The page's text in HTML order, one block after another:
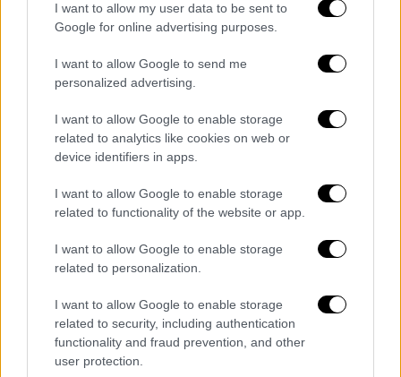
I want to allow my user data to be sent to
Google for online advertising purposes.
I want to allow Google to send me
personalized advertising.
I want to allow Google to enable storage
related to analytics like cookies on web or
device identifiers in apps.
I want to allow Google to enable storage
related to functionality of the website or app.
I want to allow Google to enable storage
related to personalization.
I want to allow Google to enable storage
related to security, including authentication
functionality and fraud prevention, and other
user protection.
Αλατοπιπερώστε και αφήστε το μείγμα
σε μέτρια προς χαμηλή ένταση για λίγα
λεπτά μέχρι να στεγνώσει.
Αλείψτε με ελαιόλαδο το εσωτερικό
Πάρτε ένα κομμάτι μπόλιας, βάλτε το σε
ένα μπολ για να δώσετε σχήμα και βάλτε
τις άκρες της μπόλιας προς τα μέσα και
αναποδογυρίστε για να ξεφορμάρετε
στο ταψί. Συνεχίστε με τον ίδιο τρόπο
με τα υπόλοιπα υλικά.
τζιγεροσαρμάδες, ρίξτε 1 φλιτζάνι νερό
στο σκεύος και αλείψτε την επιφάνειά
τους με τον κρόκο αυγού διαλυμένο σε 1